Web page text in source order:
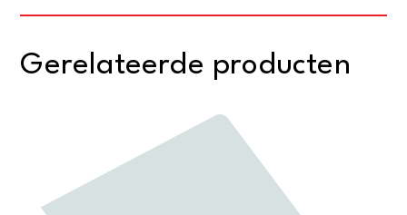
Gerelateerde producten